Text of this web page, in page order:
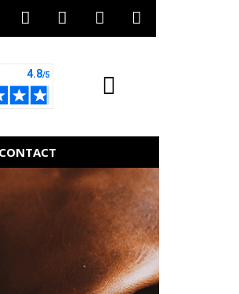
CONTACT